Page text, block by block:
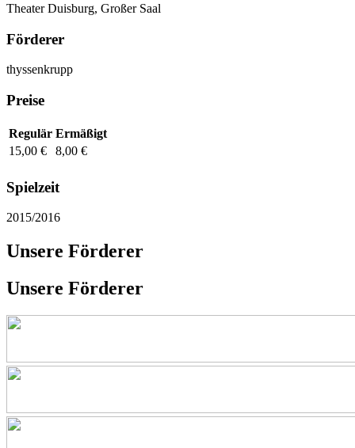
Theater Duisburg, Großer Saal
Förderer
thyssenkrupp
Preise
Regulär Ermäßigt
15,00 €
8,00 €
Spielzeit
2015/2016
Unsere Förderer
Unsere Förderer